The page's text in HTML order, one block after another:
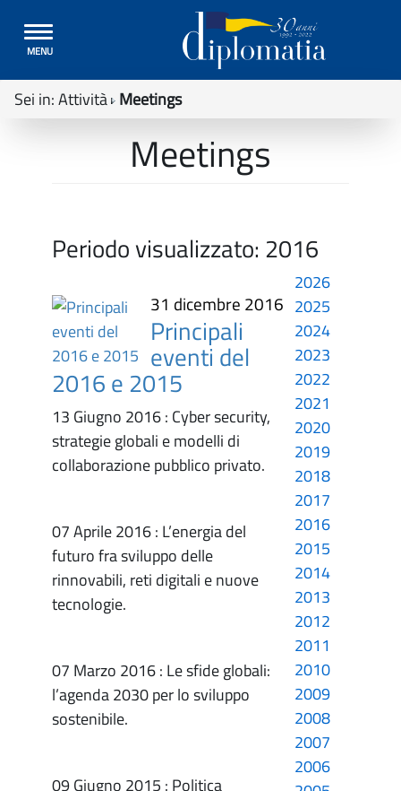
Toggle
navigation
MENU
Sei in:Attività Meetings
Meetings
Periodo visualizzato: 2016
31 dicembre 2016
Principali
eventi del
2016 e 2015
13 Giugno 2016 : Cyber security,
strategie globali e modelli di
collaborazione pubblico privato.
07 Aprile 2016 : L’energia del
futuro fra sviluppo delle
rinnovabili, reti digitali e nuove
tecnologie.
07 Marzo 2016 : Le sfide globali:
l’agenda 2030 per lo sviluppo
sostenibile.
09 Giugno 2015 : Politica
2026
2025
2024
2023
2022
2021
2020
2019
2018
2017
2016
2015
2014
2013
2012
2011
2010
2009
2008
2007
2006